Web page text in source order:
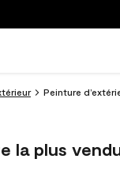
Peinture
la plus